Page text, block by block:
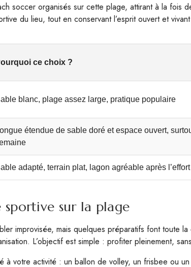
soccer organisés sur cette plage, attirant à la fois
du lieu, tout en conservant l’esprit ouvert et
ce choix ?
blanc, plage assez large, pratique populaire
étendue de sable doré et espace ouvert,
adapté, terrain plat, lagon agréable après l’effort
sportive sur la plage
improvisée, mais quelques préparatifs font toute
L’objectif est simple : profiter pleinement,
à votre activité : un ballon de volley, un frisbee ou